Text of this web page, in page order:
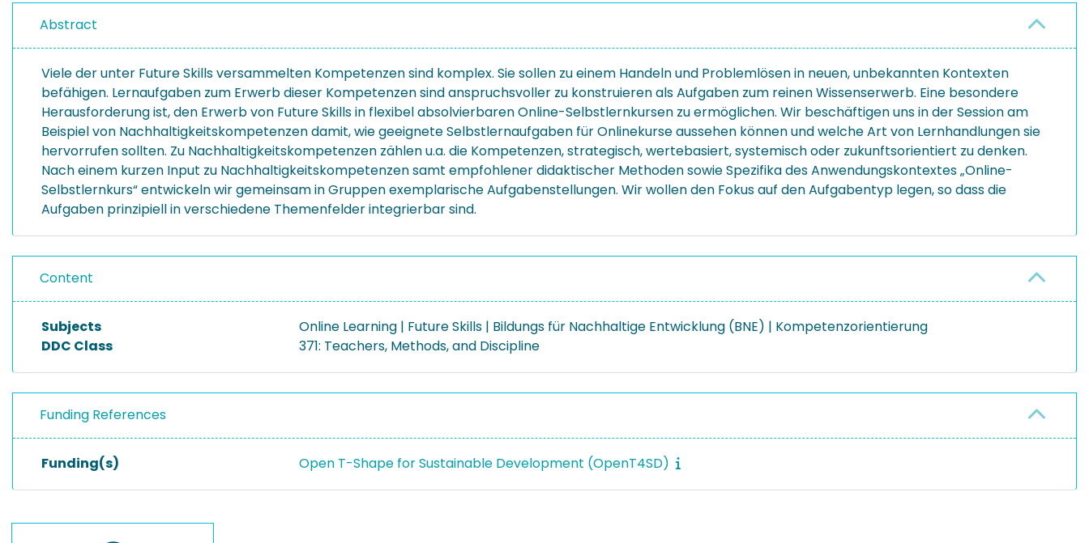
Abstract
Viele der unter Future Skills versammelten Kompetenzen sind komplex. Sie sollen zu einem Handeln und Problemlösen in neuen, unbekannten Kontexten
befähigen. Lernaufgaben zum Erwerb dieser Kompetenzen sind anspruchsvoller zu konstruieren als Aufgaben zum reinen Wissenserwerb. Eine besondere
Herausforderung ist, den Erwerb von Future Skills in flexibel absolvierbaren Online-Selbstlernkursen zu ermöglichen. Wir beschäftigen uns in der Session am
Beispiel von Nachhaltigkeitskompetenzen damit, wie geeignete Selbstlernaufgaben für Onlinekurse aussehen können und welche Art von Lernhandlungen sie
hervorrufen sollten. Zu Nachhaltigkeitskompetenzen zählen u.a. die Kompetenzen, strategisch, wertebasiert, systemisch oder zukunftsorientiert zu denken.
Nach einem kurzen Input zu Nachhaltigkeitskompetenzen samt empfohlener didaktischer Methoden sowie Spezifika des Anwendungskontextes „Online-
Selbstlernkurs“ entwickeln wir gemeinsam in Gruppen exemplarische Aufgabenstellungen. Wir wollen den Fokus auf den Aufgabentyp legen, so dass die
Aufgaben prinzipiell in verschiedene Themenfelder integrierbar sind.
Content
Subjects
Online Learning | Future Skills | Bildungs für Nachhaltige Entwicklung (BNE) | Kompetenzorientierung
DDC Class
371: Teachers, Methods, and Discipline
Funding References
Funding(s) Open T-Shape for Sustainable Development (OpenT4SD)